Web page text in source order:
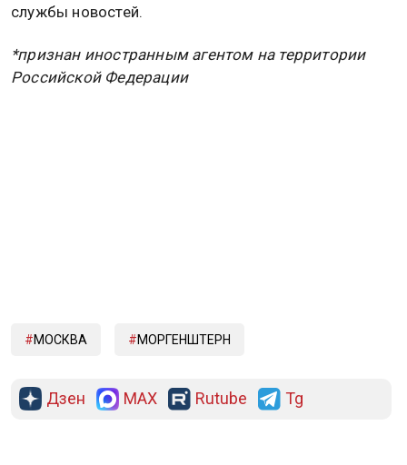
службы новостей.
*признан иностранным агентом на территории
Российской Федерации
МОСКВА МОРГЕНШТЕРН
Дзен MAX Rutube Tg